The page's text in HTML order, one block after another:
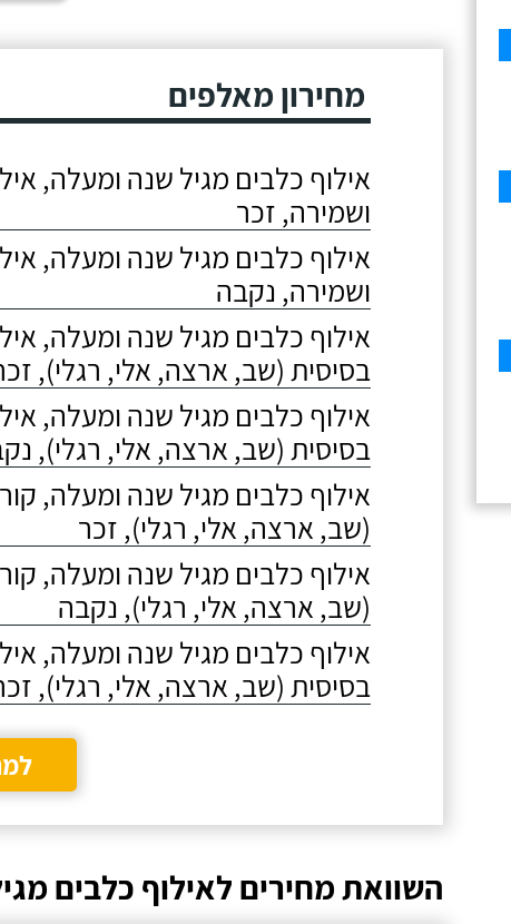
מחירון מאלפים
אילוף כלבים מגיל שנה ומעלה,
ושמירה, זכר
אילוף כלבים מגיל שנה ומעלה,
ושמירה, נקבה
אילוף כלבים מגיל שנה ומעלה,
בסיסית (שב, ארצה, אלי, רגלי),
אילוף כלבים מגיל שנה ומעלה,
בסיסית (שב, ארצה, אלי, רגלי),
אילוף כלבים מגיל שנה ומעלה,
(שב, ארצה, אלי, רגלי), זכר
אילוף כלבים מגיל שנה ומעלה,
(שב, ארצה, אלי, רגלי), נקבה
אילוף כלבים מגיל שנה ומעלה,
בסיסית (שב, ארצה, אלי, רגלי),
השוואת מחירים לאילוף כלבים